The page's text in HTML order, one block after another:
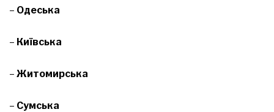
– Одеська
– Київська
– Житомирська
– Сумська